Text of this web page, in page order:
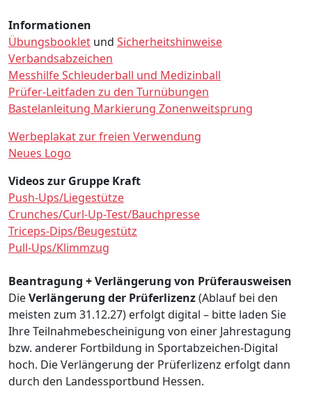
Informationen
Übungsbooklet und Sicherheitshinweise
Verbandsabzeichen
Messhilfe Schleuderball und Medizinball
Prüfer-Leitfaden zu den Turnübungen
Bastelanleitung Markierung Zonenweitsprung
Werbeplakat zur freien Verwendung
Neues Logo
Videos zur Gruppe Kraft
Push-Ups/Liegestütze
Crunches/Curl-Up-Test/Bauchpresse
Triceps-Dips/Beugestütz
Pull-Ups/Klimmzug
Beantragung + Verlängerung von Prüferausweisen
DieVerlängerung der Prüferlizenz(Ablauf bei den
meisten zum 31.12.27) erfolgt digital – bitte laden Sie
Ihre Teilnahmebescheinigung von einer Jahrestagung
bzw. anderer Fortbildung in Sportabzeichen-Digital
hoch. Die Verlängerung der Prüferlizenz erfolgt dann
durch den Landessportbund Hessen.